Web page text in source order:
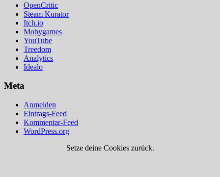
OpenCritic
Steam Kurator
Itch.io
Mobygames
YouTube
Treedom
Analytics
Idealo
Meta
Anmelden
Eintrags-Feed
Kommentar-Feed
WordPress.org
Setze deine Cookies zurück.